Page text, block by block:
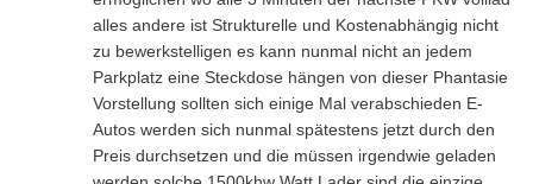
alles andere ist Strukturelle und Kostenabhängig nicht
zu bewerkstelligen es kann nunmal nicht an jedem
Parkplatz eine Steckdose hängen von dieser Phantasie
Vorstellung sollten sich einige Mal verabschieden E-
Autos werden sich nunmal spätestens jetzt durch den
Preis durchsetzen und die müssen irgendwie geladen